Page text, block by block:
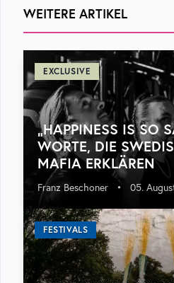
WEITERE ARTIKEL
EXCLUSIVE
„HAPPINESS IS SO
WORTE, DIE
MAFIA ERKLÄREN
Franz Beschoner • 05.
FESTIVALS